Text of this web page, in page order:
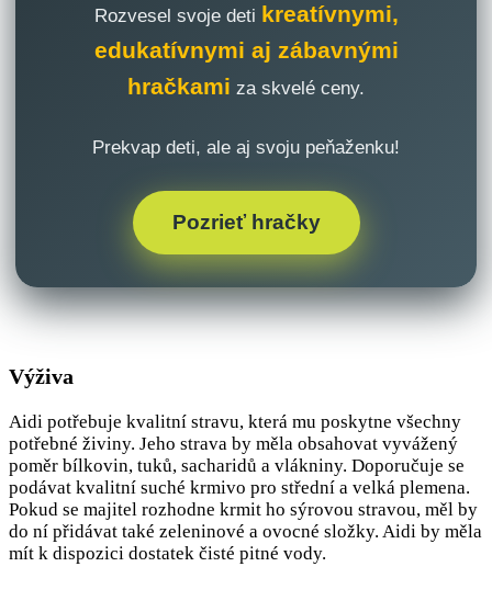
Rozvesel svoje deti kreatívnymi,
edukatívnymi aj zábavnými
hračkami za skvelé ceny.
Prekvap deti, ale aj svoju peňaženku!
Pozrieť hračky
Výživa
Aidi potřebuje kvalitní stravu, která mu poskytne všechny
potřebné živiny. Jeho strava by měla obsahovat vyvážený
poměr bílkovin, tuků, sacharidů a vlákniny. Doporučuje se
podávat kvalitní suché krmivo pro střední a velká plemena.
Pokud se majitel rozhodne krmit ho sýrovou stravou, měl by
do ní přidávat také zeleninové a ovocné složky. Aidi by měla
mít k dispozici dostatek čisté pitné vody.